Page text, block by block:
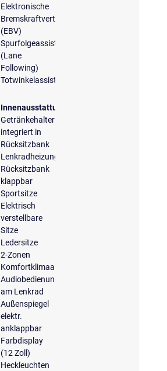
Elektronische
Bremskraftverteilung
(EBV)
Spurfolgeassistent
(Lane
Following)
Totwinkelassistent
Innenausstattung
Getränkehalter
integriert in
Rücksitzbank
Lenkradheizung
Rücksitzbank
klappbar
Sportsitze
Elektrisch
verstellbare
Sitze
Ledersitze
2-Zonen
Komfortklimaautomatik
Audiobedienung
am Lenkrad
Außenspiegel
elektr.
anklappbar
Farbdisplay
(12 Zoll)
Heckleuchten